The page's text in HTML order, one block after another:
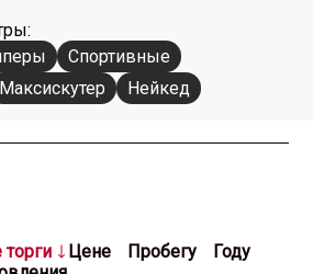
Спортивные
Максискутер Нейкед
Цене Пробегу
Году